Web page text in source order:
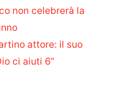
non celebrerà la
attore: il suo
ci aiuti 6”